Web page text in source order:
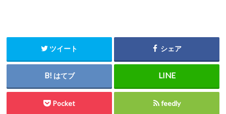
ツイート シェア
はてブ
Pocket feedly